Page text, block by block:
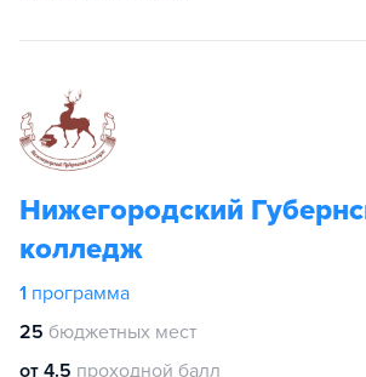
Нижегородский
колледж
1 программа
25 бюджетных мест
от 4.5 проходной балл